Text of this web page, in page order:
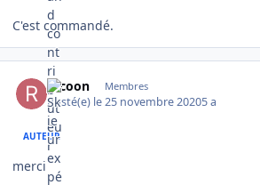
C'est commandé.
racoon Membres
Posté(e) le 25 novembre 20205 a
AUTEUR
comment_2376
Author stats
merci